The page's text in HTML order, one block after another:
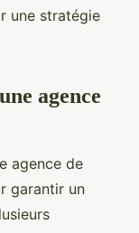
une stratégie
agence
agence de
garantir un